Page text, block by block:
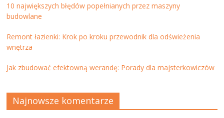
10 największych błędów popełnianych przez maszyny
budowlane
Remont łazienki: Krok po kroku przewodnik dla odświeżenia
wnętrza
Jak zbudować efektowną werandę: Porady dla majsterkowiczów
Najnowsze komentarze